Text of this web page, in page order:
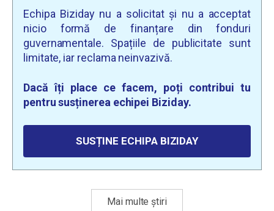
Echipa Biziday nu a solicitat și nu a acceptat
nicio formă de finanțare din fonduri
guvernamentale. Spațiile de publicitate sunt
limitate, iar reclama neinvazivă.
Dacă îți place ce facem, poți contribui tu
pentru susținerea echipei Biziday.
SUSȚINE ECHIPA BIZIDAY
Mai multe știri